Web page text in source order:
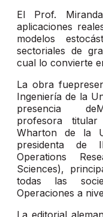
El Prof.
aplicaciones
modelos
sectoriales de
cual lo convierte
La obra
Ingeniería de la
presencia
profesora
Wharton de la
presidenta de
Operations
Sciences),
todas las
Operaciones a